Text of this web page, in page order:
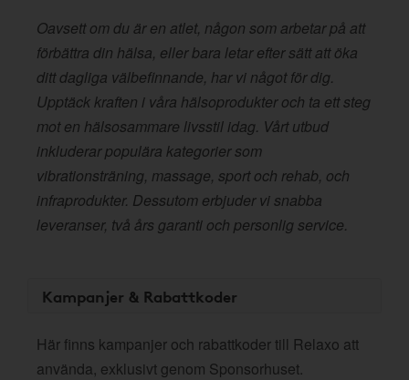
Oavsett om du är en atlet, någon som arbetar på att
förbättra din hälsa, eller bara letar efter sätt att öka
ditt dagliga välbefinnande, har vi något för dig.
Upptäck kraften i våra hälsoprodukter och ta ett steg
mot en hälsosammare livsstil idag. Vårt utbud
inkluderar populära kategorier som
vibrationsträning, massage, sport och rehab, och
infraprodukter. Dessutom erbjuder vi snabba
leveranser, två års garanti och personlig service.
Kampanjer & Rabattkoder
Här finns kampanjer och rabattkoder till Relaxo att
använda, exklusivt genom Sponsorhuset.